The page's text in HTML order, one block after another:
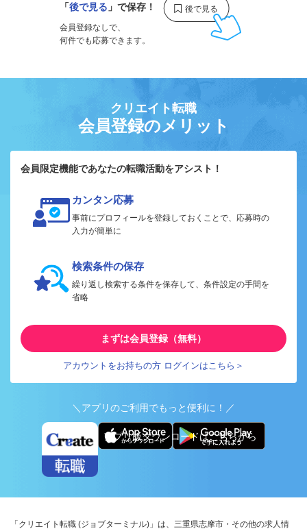
「後で見る 」で保存！
会員登録なしで、
何件でも応募できます。
クリエイト転職
会員登録のメリット
会員限定機能であなたの転職活動をアシスト！
カンタン応募
事前にプロフィールを登録しておくことで、応募時の
入力が簡単に
検索条件の保存
繰り返し検索する条件を保存して、条件設定の手間を
省略
まずは会員登録（無料）
アカウントをお持ちの方 ログインはこちら＞
＼アプリのご利用でもっと便利に！／
アプリ版ダウンロードはこちらから
「クリエイト転職 (ジョブターミナル)」は、三重県志摩市・その他の求人情